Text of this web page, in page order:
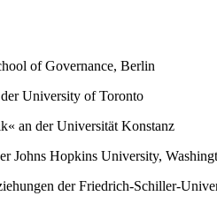
of Governance, Berlin
University of Toronto
an der Universität Konstanz
Johns Hopkins University,
der Friedrich-Schiller-